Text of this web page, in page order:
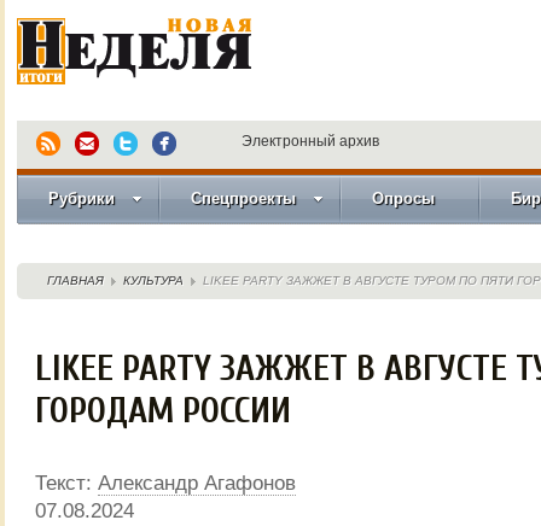
Электронный архив
Рубрики Спецпроекты Опросы
ГЛАВНАЯ КУЛЬТУРА LIKEE PARTY ЗАЖЖЕТ В АВГУСТЕ ТУРОМ ПО ПЯТИ
LIKEE PARTY ЗАЖЖЕТ В АВГУСТЕ
ГОРОДАМ РОССИИ
Текст: Александр Агафонов
07.08.2024